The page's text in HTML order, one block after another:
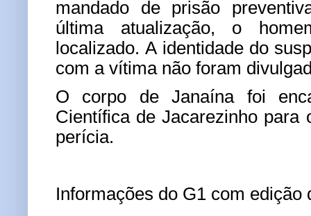
mandado de prisão
última atualização, o
localizado. A identidade do
com a vítima não foram
O corpo de Janaína foi
Científica de Jacarezinho para
perícia.
Informações do G1 com edição